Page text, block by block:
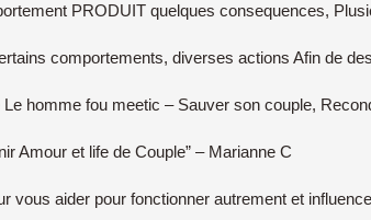
PRODUIT quelques consequences,
comportements, diverses actions Afin de
homme fou meetic – Sauver son couple,
Amour et life de Couple” – Marianne C
vous aider pour fonctionner autrement et